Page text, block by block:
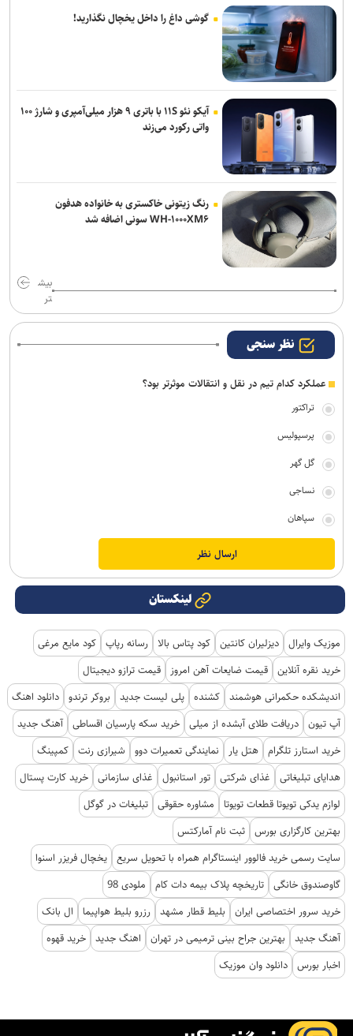
گوشی داغ را داخل یخچال نگذارید!
آیکو نئو ۱۱S با باتری ۹ هزار میلی‌آمپری و شارژ ۱۰۰
واتی رکورد می‌زند
رنگ زیتونی خاکستری به خانواده هدفون
WH-۱۰۰۰XM۶ سونی اضافه شد
بیش
تر
نظر سنجی
عملکرد کدام تیم در نقل و انتقالات موثرتر بود؟
تراکتور
پرسپولیس
گل گهر
نساجی
سپاهان
لینکستان
موزیک وایرال دیزلیران کانتین کود پتاس بالا رسانه رپاپ کود مایع مرغی
خرید نقره آنلاین قیمت ضایعات آهن امروز
قیمت ترازو دیجیتال
اندیشکده حکمرانی هوشمند کشنده پلی لیست جدید بروکر ترندو دانلود اهنگ
آپ تیون دریافت طلای آبشده از میلی خرید سکه پارسیان اقساطی آهنگ جدید
خرید استارز تلگرام هتل یار نمایندگی تعمیرات دوو شیرازی رنت کمپینگ
هدایای تبلیغاتی
غذای شرکتی تور استانبول غذای سازمانی خرید کارت پستال
لوازم یدکی تویوتا قطعات تویوتا
مشاوره حقوقی تبلیغات در گوگل
بهترین کارگزاری بورس ثبت نام آمارکتس
سایت رسمی خرید فالوور اینستاگرام همراه با تحویل سریع یخچال فریزر اسنوا
گاوصندوق خانگی تاریخچه پلاک بیمه دات کام
ملودی 98
خرید سرور اختصاصی ایران
بلیط قطار مشهد رزرو بلیط هواپیما
ال بانک
آهنگ جدید
بهترین جراح بینی ترمیمی در تهران اهنگ جدید خرید قهوه
اخبار بورس دانلود وان موزیک